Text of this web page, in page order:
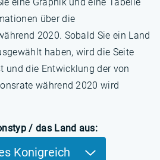
über die
2020. Sobald Sie ein Land
haben, wird die Seite
und die Entwicklung der von
während 2020 wird
/ das Land aus:
Konigreich